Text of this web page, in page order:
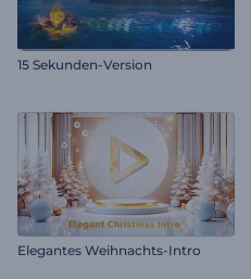
15 Sekunden-Version
Elegantes Weihnachts-Intro